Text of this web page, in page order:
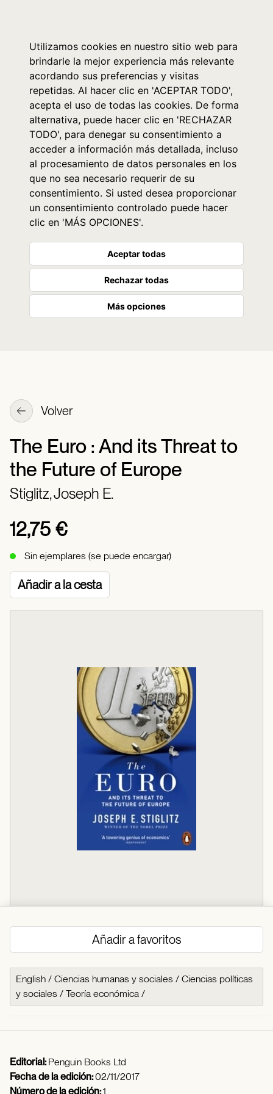
Utilizamos cookies en nuestro sitio web para
brindarle la mejor experiencia más relevante
acordando sus preferencias y visitas
repetidas. Al hacer clic en 'ACEPTAR TODO',
acepta el uso de todas las cookies. De forma
alternativa, puede hacer clic en 'RECHAZAR
TODO', para denegar su consentimiento a
acceder a información más detallada, incluso
al procesamiento de datos personales en los
que no sea necesario requerir de su
consentimiento. Si usted desea proporcionar
un consentimiento controlado puede hacer
clic en 'MÁS OPCIONES'.
Aceptar todas
Rechazar todas
Más opciones
Volver
The Euro : And its Threat to
the Future of Europe
Stiglitz, Joseph E.
12,75 €
Sin ejemplares (se puede encargar)
Añadir a la cesta
Añadir a favoritos
English / Ciencias humanas y sociales / Ciencias políticas
y sociales / Teoría económica /
Editorial:Penguin Books Ltd
Fecha de la edición:02/11/2017
Número de la edición:1